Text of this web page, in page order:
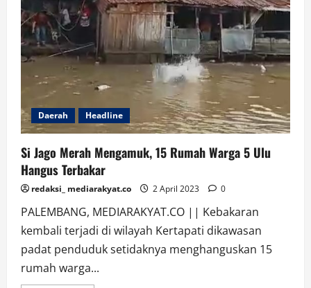
Daerah Headline
Si Jago Merah Mengamuk, 15 Rumah Warga 5 Ulu
Hangus Terbakar
redaksi_ mediarakyat.co 2 April 2023 0
PALEMBANG, MEDIARAKYAT.CO || Kebakaran
kembali terjadi di wilayah Kertapati dikawasan
padat penduduk setidaknya menghanguskan 15
rumah warga...